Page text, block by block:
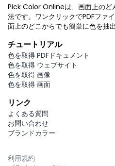
Pick Color Onlineは、画面上のど
法です。ワンクリックでPDFファ
面上のどこからでも簡単に色を抽
チュートリアル
色を取得 PDFドキュメント
色を取得 ウェブサイト
色を取得 画像
色を取得 画面
リンク
よくある質問
お問い合わせ
ブランドカラー
利用規約